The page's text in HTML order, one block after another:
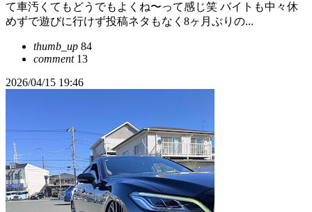
て車汚くてもどうでもよくね〜って感じ笑 バイトも中々休
めずで遊びに行けず投稿ネタもなく8ヶ月ぶりの...
thumb_up 84
comment13
2026/04/15 19:46